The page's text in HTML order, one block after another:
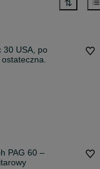
30 USA, po
PAG 60 –